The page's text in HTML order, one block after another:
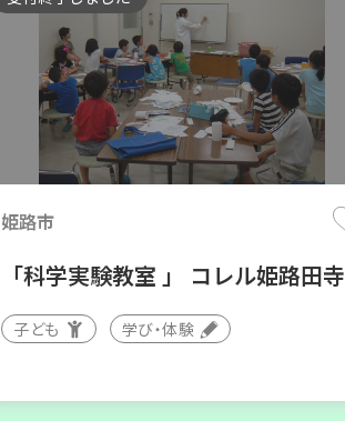
食 カフェ・つどい場
2026年
24日(木)
姫路市
「科学実験教室 」 コレル姫路田寺
子ども 学び・体験